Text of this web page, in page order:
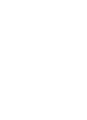
るものではありません。
は出荷製品に未対応品が